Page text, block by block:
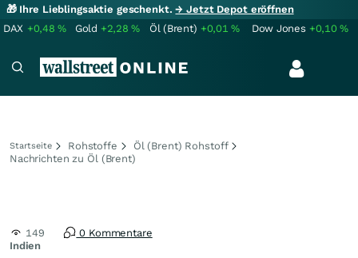
🎁 Ihre Lieblingsaktie geschenkt.→ Jetzt Depot eröffnen
DAX +0,48% Gold +2,28% Öl (Brent) +0,01% Dow Jones +0,10%
Startseite Rohstoffe
Öl (Brent) Rohstoff
Nachrichten zu Öl (Brent)
Indien
149 0 Kommentare